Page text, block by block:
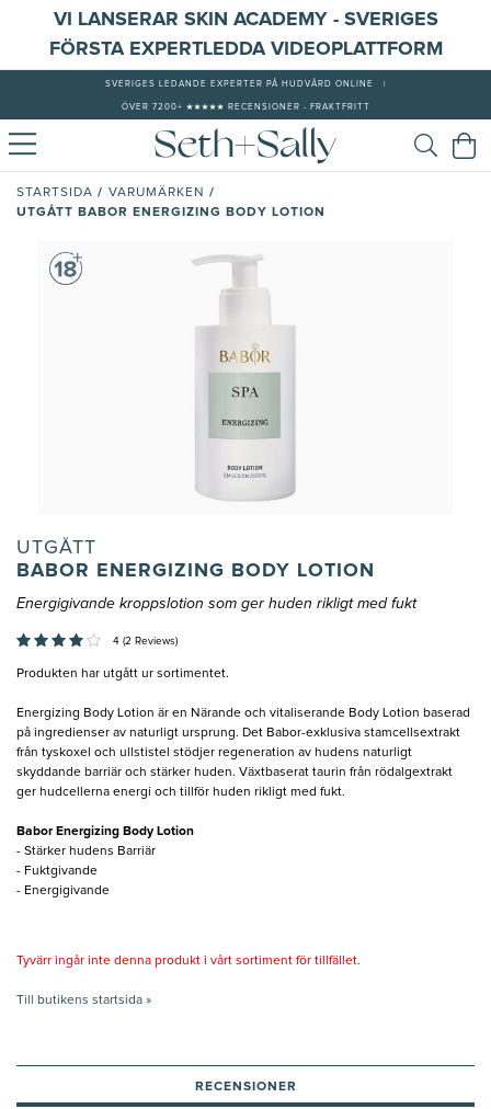
VI LANSERAR SKIN ACADEMY - SVERIGES
FÖRSTA EXPERTLEDDA VIDEOPLATTFORM
SVERIGES LEDANDE EXPERTER PÅ HUDVÅRD ONLINE
ÖVER 7200+ ★★★★★ RECENSIONER - FRAKTFRITT
STARTSIDA / VARUMÄRKEN /
UTGÅTT BABOR ENERGIZING BODY LOTION
UTGÅTT
BABOR ENERGIZING BODY LOTION
Energigivande kroppslotion som ger huden rikligt med fukt
4 (2 Reviews)
Produkten har utgått ur sortimentet.
Energizing Body Lotion är en Närande och vitaliserande Body Lotion baserad
på ingredienser av naturligt ursprung. Det Babor-exklusiva stamcellsextrakt
från tyskoxel och ullstistel stödjer regeneration av hudens naturligt
skyddande barriär och stärker huden. Växtbaserat taurin från rödalgextrakt
ger hudcellerna energi och tillför huden rikligt med fukt.
Babor Energizing Body Lotion
- Stärker hudens Barriär
- Fuktgivande
- Energigivande
Tyvärr ingår inte denna produkt i vårt sortiment för tillfället.
Till butikens startsida »
RECENSIONER